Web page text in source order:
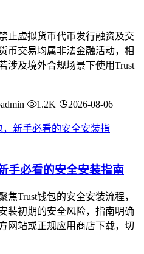
止虚拟货币代币发行融资及交
币交易均属非法金融活动，相
涉及境外合规场景下使用Trust
1.2K 2026-08-06
手必看的安全安装指南
焦Trust钱包的安全安装流程，
装初期的安全风险，指南明确
网站或正规应用商店下载，切